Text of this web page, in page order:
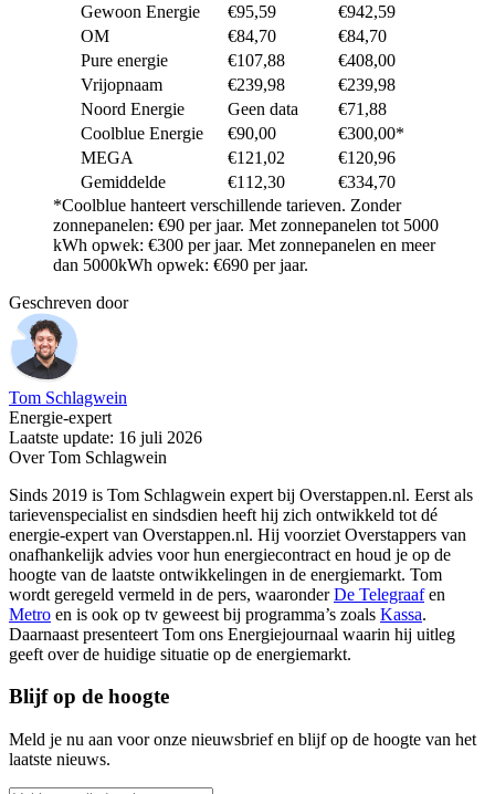
Gewoon Energie
€95,59
€942,59
OM
€84,70
€84,70
Pure energie
€107,88
€408,00
Vrijopnaam
€239,98
€239,98
Noord Energie
Geen data
€71,88
Coolblue Energie
€90,00
€300,00*
MEGA
€121,02
€120,96
Gemiddelde
€112,30
€334,70
*Coolblue hanteert verschillende tarieven. Zonder
zonnepanelen: €90 per jaar. Met zonnepanelen tot 5000
kWh opwek: €300 per jaar. Met zonnepanelen en meer
dan 5000kWh opwek: €690 per jaar.
Geschreven door
Tom Schlagwein
Energie-expert
Laatste update: 16 juli 2026
Over Tom Schlagwein
Sinds 2019 is Tom Schlagwein expert bij Overstappen.nl. Eerst als
tarievenspecialist en sindsdien heeft hij zich ontwikkeld tot dé
energie-expert van Overstappen.nl. Hij voorziet Overstappers van
onafhankelijk advies voor hun energiecontract en houd je op de
hoogte van de laatste ontwikkelingen in de energiemarkt. Tom
wordt geregeld vermeld in de pers, waaronderDe Telegraafen
Metro en is ook op tv geweest bij programma’s zoals Kassa.
Daarnaast presenteert Tom ons Energiejournaal waarin hij uitleg
geeft over de huidige situatie op de energiemarkt.
Blijf op de hoogte
Meld je nu aan voor onze nieuwsbrief en blijf op de hoogte van het
laatste nieuws.